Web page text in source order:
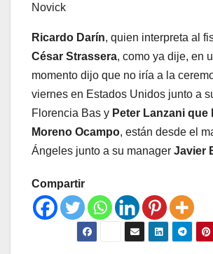
Novick
Ricardo Darín, quien interpreta al
César Strassera, como ya dije, en
momento dijo que no iría a la
viernes en Estados Unidos junto a
Florencia Bas y Peter Lanzani que
Moreno Ocampo, están desde el
Ángeles junto a su manager Javier
Compartir